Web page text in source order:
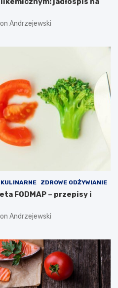
Andrzejewski
ZDROWE ODŻYWIANIE
FODMAP – przepisy i
Andrzejewski